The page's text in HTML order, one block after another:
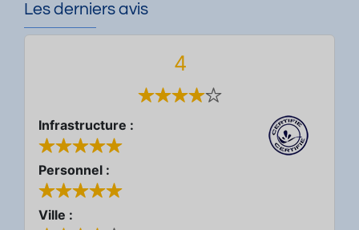
Les derniers avis
4
Infrastructure :
Personnel :
Ville :